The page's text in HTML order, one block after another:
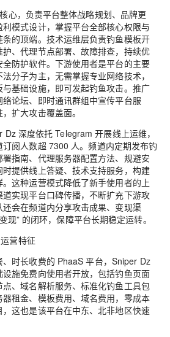
心，负责平台整体战略规划、品牌更
模式设计，掌握平台全部核心权限与
的顶端。技术运维层负责钓鱼模板开
、代理节点部署、故障排查，持续优
防护软件。下游使用者是平台的主要
分子为主，无需掌握专业网络技术，
基础设施，即可发起钓鱼攻击。推广
论坛、即时通讯群组中宣传平台服
扩大攻击覆盖面。
深度依托 Telegram 开展线上运维，
阅人数超 7300 人。频道内定期发布钓
指南、代理服务器配置方法、规避安
提供线上答疑、技术支持服务，构建
这种运营模式降低了新手使用者的上
实现平台口碑传播，不断扩充下游攻
会在频道内分享攻击成果、变现渠
现” 的闭环，保障平台长期稳定运转。
营特征
时长收费的 PhaaS 平台，Sniper Dz
施免费向使用者开放，包括钓鱼页面
、域名解析服务、标准化钓鱼工具包
租金、模板费用、域名费用，零成本
这也是该平台在中东、北非地区快速